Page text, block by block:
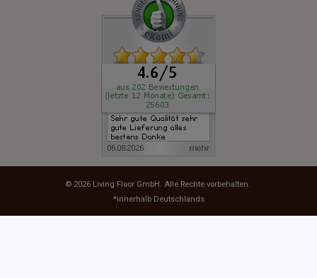
© 2026 Living Floor GmbH . Alle Rechte vorbehalten.
*innerhalb Deutschlands